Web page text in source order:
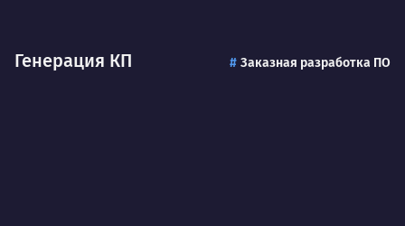
Генерация КП Заказная разработка ПО